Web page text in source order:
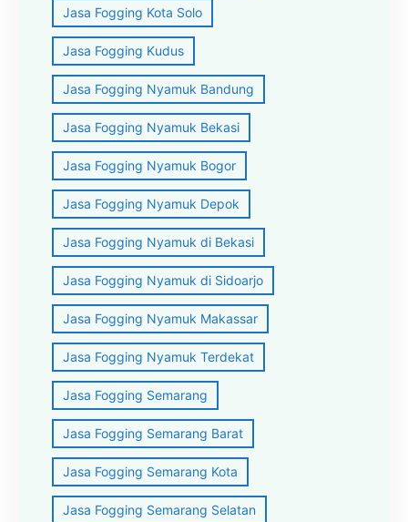
Jasa Fogging Kota Solo
Jasa Fogging Kudus
Jasa Fogging Nyamuk Bandung
Jasa Fogging Nyamuk Bekasi
Jasa Fogging Nyamuk Bogor
Jasa Fogging Nyamuk Depok
Jasa Fogging Nyamuk di Bekasi
Jasa Fogging Nyamuk di Sidoarjo
Jasa Fogging Nyamuk Makassar
Jasa Fogging Nyamuk Terdekat
Jasa Fogging Semarang
Jasa Fogging Semarang Barat
Jasa Fogging Semarang Kota
Jasa Fogging Semarang Selatan